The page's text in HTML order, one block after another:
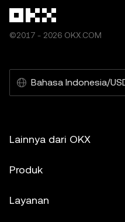
©2017 - 2026 OKX.COM
Bahasa Indonesia/
Lainnya dari OKX
Produk
Layanan